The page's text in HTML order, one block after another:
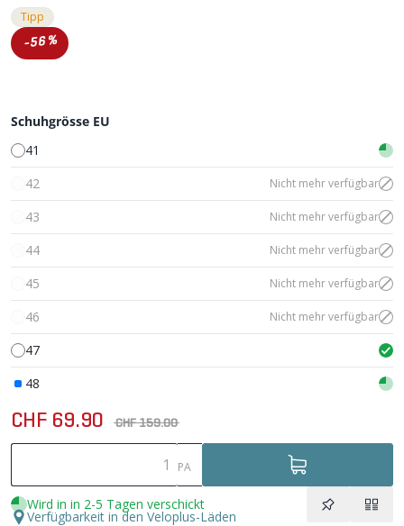
Tipp
-56%
Schuhgrösse EU
41
42
Nicht mehr verfügbar
43 Nicht mehr verfügbar
44 Nicht mehr verfügbar
45 Nicht mehr verfügbar
46 Nicht mehr verfügbar
47
48
CHF 69.90 CHF 159.00
PA
Wird in in 2-5 Tagen verschickt
Verfügbarkeit in den Veloplus-Läden